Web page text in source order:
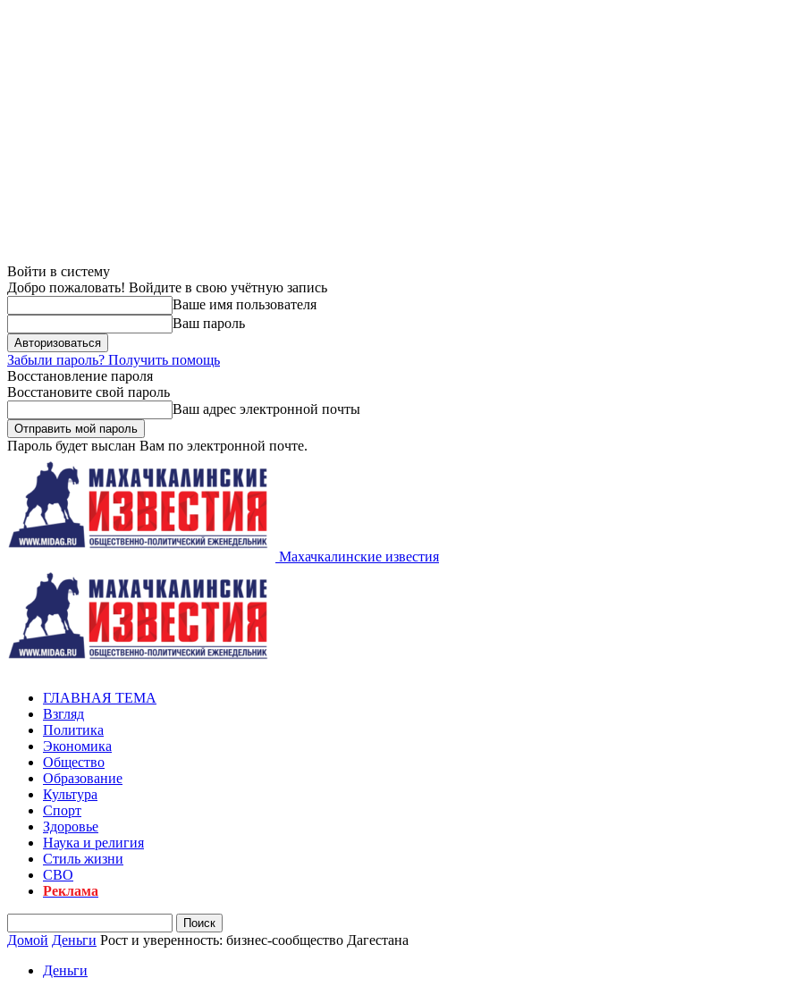
Войти в систему
Добро пожаловать! Войдите в свою учётную запись
Ваше имя пользователя
Ваш пароль
Забыли пароль? Получить помощь
Восстановление пароля
Восстановите свой пароль
Ваш адрес электронной почты
Пароль будет выслан Вам по электронной почте.
Махачкалинские известия
ГЛАВНАЯ ТЕМА
Взгляд
Политика
Экономика
Общество
Образование
Культура
Спорт
Здоровье
Наука и религия
Стиль жизни
СВО
Реклама
Домой Деньги Рост и уверенность: бизнес-сообщество Дагестана
Деньги